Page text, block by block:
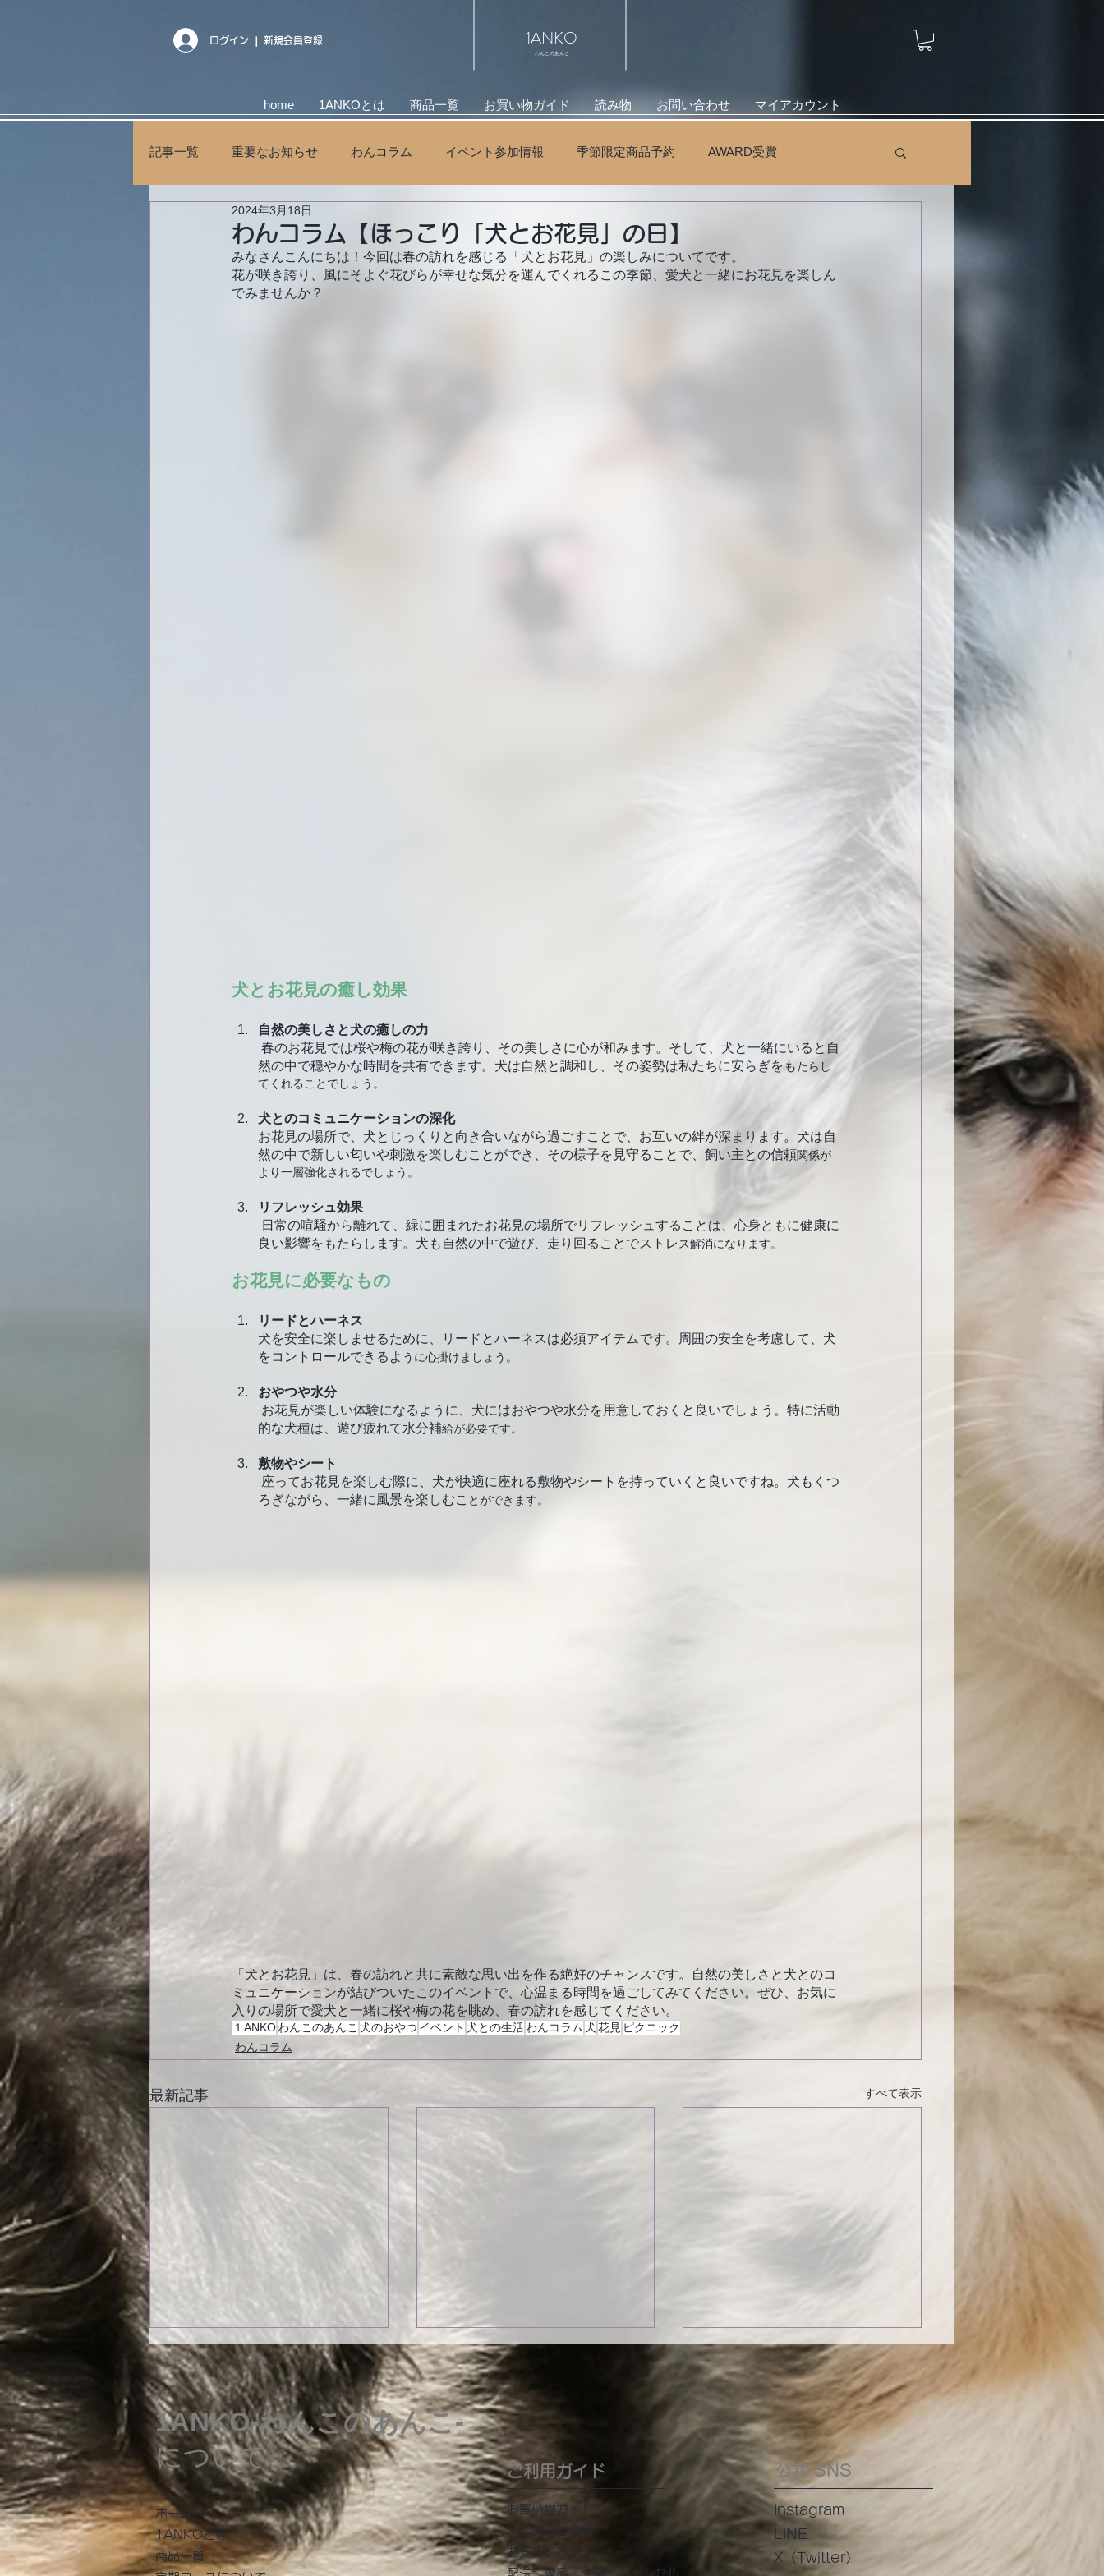
ログイン ❘ 新規会員登録 1ANKO
わんこのあんこ
home 1ANKOとは 商品一覧 お買い物ガイド 読み物 お問い合わせ マイアカウント
記事一覧 重要なお知らせ わんコラム イベント参加情報 季節限定商品予約 AWARD受賞
キャンペーン
わんコラム【ほっこり「犬とお花見」の日】
2024年3月18日
みなさんこんにちは！今回は春の訪れを感じる「犬とお花見」の楽しみについてです。
花が咲き誇り、風にそよぐ花びらが幸せな気分を運んでくれるこの季節、愛犬と一緒にお花見を楽しん
でみませんか？
犬とお花見の癒し効果
自然の美しさと犬の癒しの力
然の中で穏やかな時間を共有できます。犬は自然と調和し、その姿勢は私たちに安らぎをもたらし
てくれることでしょう。
犬とのコミュニケーションの深化
お花見の場所で、犬とじっくりと向き合いながら過ごすことで、お互いの絆が深まります。犬は自
然の中で新しい匂いや刺激を楽しむことができ、その様子を見守ることで、飼い主との信頼関係が
より一層強化されるでしょう。
リフレッシュ効果
良い影響をもたらします。犬も自然の中で遊び、走り回ることでストレ ス解消になります。
お花見に必要なもの
リードとハーネス
犬を安全に楽しませるために、リードとハーネスは必須アイテムです。周囲の安全を考慮して、犬
をコントロールできるよ うに心掛けましょう。
おやつや水分
的な犬種は、遊び疲れて水分補給が必要です。
敷物やシート
ろぎながら、一緒に風景を楽しむこ とができます。
「犬とお花見」は、春の訪れと共に素敵な思い出を作る絶好のチャンスです。自然の美しさと犬とのコ
ミュニケーションが結びついたこのイベントで、心温まる時間を過ごしてみてください。ぜひ、お気に
入りの場所で愛犬と一緒に桜や梅の花を眺め、春の訪れを感じてください。
１ANKOわんこのあんこ 犬のおやつ イベント 犬との生活わんコラム犬花見 ピクニック
わんコラム
最新記事 すべて表示
新年のご挨拶
堺市動物指導センター
わんコラム 【ワンコ喜ぶ
「あんちゅーぶ」活用法】
1ANKO-わんこのあんこ-
について
ご利用ガイド
​ホーム
1ANKOとは
商品一覧
​お買い物ガイド
よくあるご質問
お支払い方法
配送・返品・交換・キャンセル
公式 SNS
Instagram
LINE
​X（Twitter）